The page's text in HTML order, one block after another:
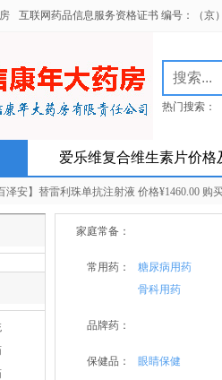
互联网药品信息服务资格证书 编号：（京
热门搜索：
爱乐维复合维生素片价格
泽安】替雷利珠单抗注射液 价格¥1460.00 购
家庭常备：
常用药： 糖尿病用药
骨科用药
品牌药：
保健品： 眼睛保健